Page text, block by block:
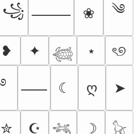
꧁ ⸻ ❀ ༄
❥ ✦ 𓆉 ⋆ ৎ୭
࿔ ⸺ ☾ ღ ➤
✮ ☪ 𓆈 ☽
𓃠